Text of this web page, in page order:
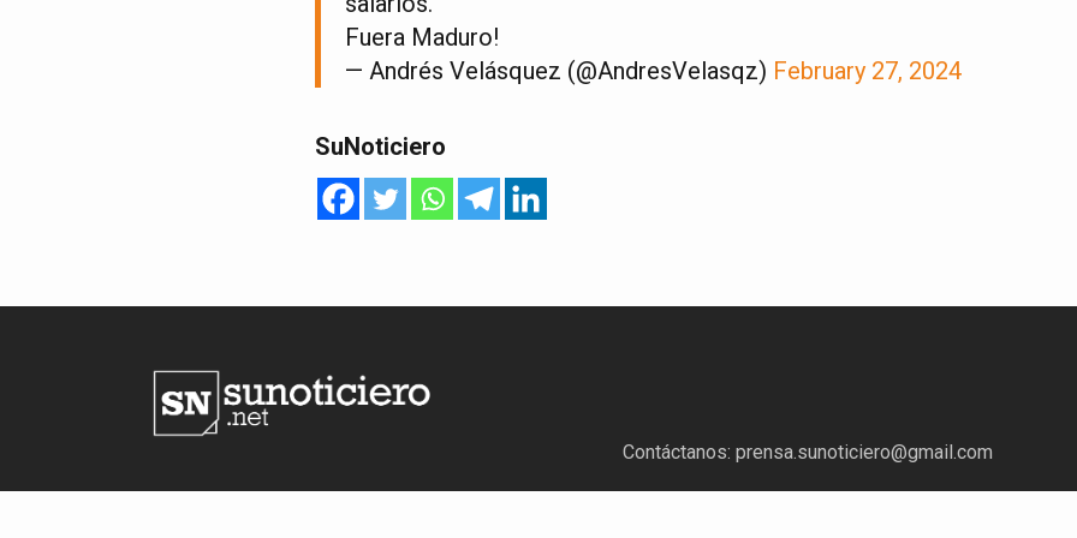
Fuera Maduro!
— Andrés Velásquez (@AndresVelasqz) February 27, 2024
SuNoticiero
Contáctanos: prensa.sunoticiero@gmail.com